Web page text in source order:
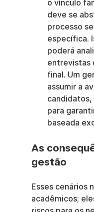
o vínculo
deve se
processo
específica.
poderá
entrevistas
final. Um
assumir a
candidatos,
para
baseada
As
gestão
Esses cenários
acadêmicos;